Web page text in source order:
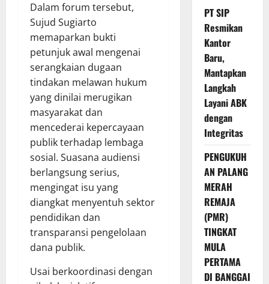
Dalam forum tersebut,
Sujud Sugiarto
memaparkan bukti
petunjuk awal mengenai
serangkaian dugaan
tindakan melawan hukum
yang dinilai merugikan
masyarakat dan
mencederai kepercayaan
publik terhadap lembaga
sosial. Suasana audiensi
berlangsung serius,
mengingat isu yang
diangkat menyentuh sektor
pendidikan dan
transparansi pengelolaan
dana publik.
Usai berkoordinasi dengan
PT SIP
Resmikan
Kantor
Baru,
Mantapkan
Langkah
Layani ABK
dengan
Integritas
PENGUKUH
AN PALANG
MERAH
REMAJA
(PMR)
TINGKAT
MULA
PERTAMA
DI BANGGAI